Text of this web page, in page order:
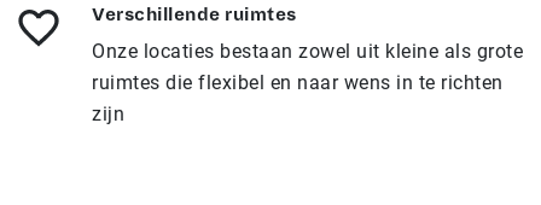
Verschillende ruimtes
Onze locaties bestaan zowel uit kleine als grote
ruimtes die flexibel en naar wens in te richten
zijn